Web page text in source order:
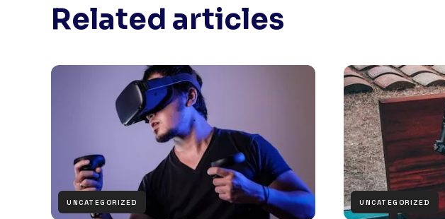
Related articles
UNCATEGORIZED UNCATEGORIZED